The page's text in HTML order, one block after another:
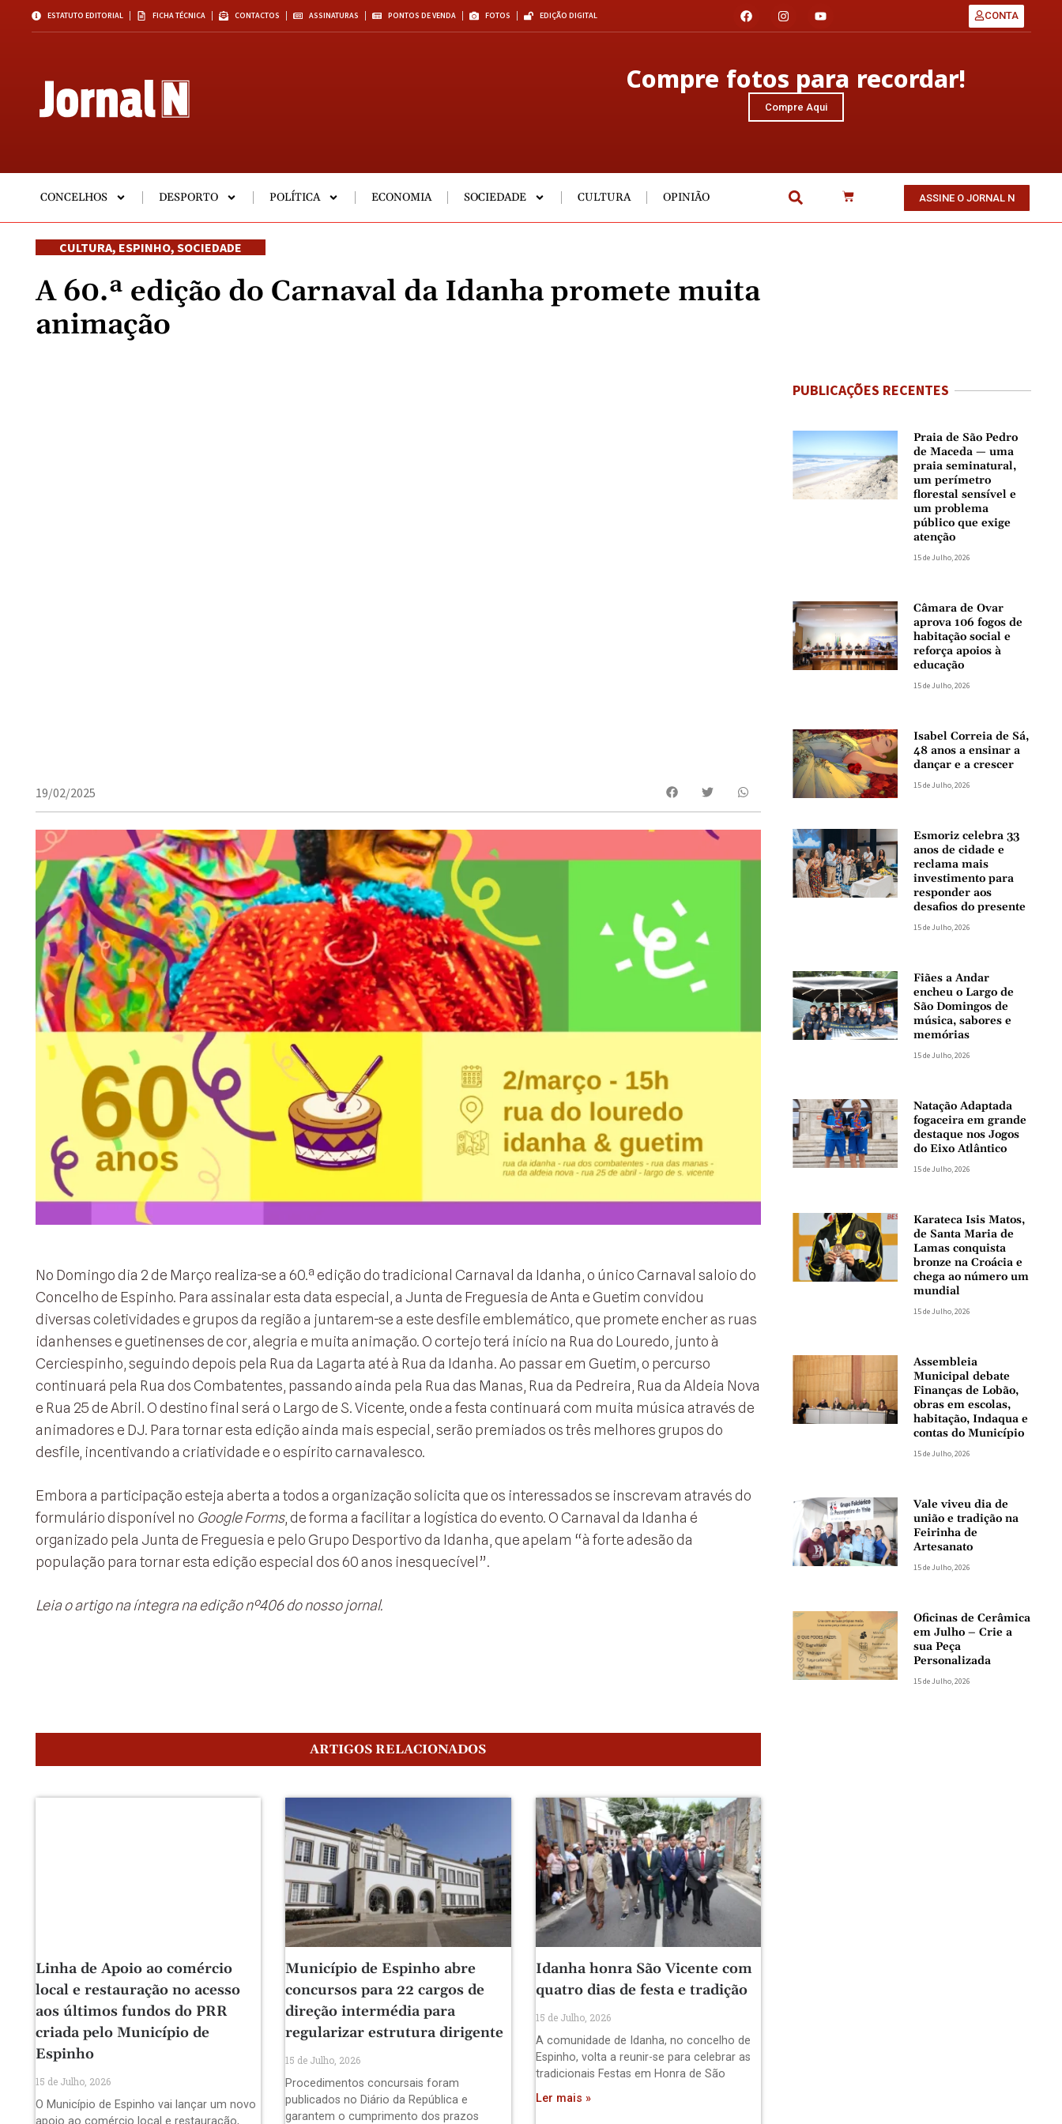
ESTATUTO EDITORIAL FICHA TÉCNICA CONTACTOS ASSINATURAS PONTOS DE VENDA FOTOS EDIÇÃO DIGITAL CONTA
Compre fotos para recordar!
Compre Aqui
CONCELHOS DESPORTO POLÍTICA ECONOMIA SOCIEDADE CULTURA OPINIÃO ASSINE O JORNAL N
CULTURA, ESPINHO, SOCIEDADE
A 60.ª edição do Carnaval da Idanha promete muita
animação
19/02/2025
No Domingo dia 2 de Março realiza-se a 60.ª edição do tradicional Carnaval da Idanha, o único Carnaval saloio do
Concelho de Espinho. Para assinalar esta data especial, a Junta de Freguesia de Anta e Guetim convidou
diversas coletividades e grupos da região a juntarem-se a este desfile emblemático, que promete encher as ruas
idanhenses e guetinenses de cor, alegria e muita animação. O cortejo terá início na Rua do Louredo, junto à
Cerciespinho, seguindo depois pela Rua da Lagarta até à Rua da Idanha. Ao passar em Guetim, o percurso
continuará pela Rua dos Combatentes, passando ainda pela Rua das Manas, Rua da Pedreira, Rua da Aldeia Nova
e Rua 25 de Abril. O destino final será o Largo de S. Vicente, onde a festa continuará com muita música através de
animadores e DJ. Para tornar esta edição ainda mais especial, serão premiados os três melhores grupos do
desfile, incentivando a criatividade e o espírito carnavalesco.
Embora a participação esteja aberta a todos a organização solicita que os interessados se inscrevam através do
formulário disponível no Google Forms, de forma a facilitar a logística do evento. O Carnaval da Idanha é
organizado pela Junta de Freguesia e pelo Grupo Desportivo da Idanha, que apelam “à forte adesão da
população para tornar esta edição especial dos 60 anos inesquecível”.
Leia o artigo na íntegra na edição nº406 do nosso jornal.
ARTIGOS RELACIONADOS
Linha de Apoio ao comércio
local e restauração no acesso
aos últimos fundos do PRR
criada pelo Município de
Espinho
15 de Julho, 2026
O Município de Espinho vai lançar um novo
apoio ao comércio local e restauração,
Município de Espinho abre
concursos para 22 cargos de
direção intermédia para
regularizar estrutura dirigente
15 de Julho, 2026
Procedimentos concursais foram
publicados no Diário da República e
garantem o cumprimento dos prazos
Idanha honra São Vicente com
quatro dias de festa e tradição
15 de Julho, 2026
A comunidade de Idanha, no concelho de
Espinho, volta a reunir-se para celebrar as
tradicionais Festas em Honra de São
Ler mais »
PUBLICAÇÕES RECENTES
Praia de São Pedro
de Maceda — uma
praia seminatural,
um perímetro
florestal sensível e
um problema
público que exige
atenção
15 de Julho, 2026
Câmara de Ovar
aprova 106 fogos de
habitação social e
reforça apoios à
educação
15 de Julho, 2026
Isabel Correia de Sá,
48 anos a ensinar a
dançar e a crescer
15 de Julho, 2026
Esmoriz celebra 33
anos de cidade e
reclama mais
investimento para
responder aos
desafios do presente
15 de Julho, 2026
Fiães a Andar
encheu o Largo de
São Domingos de
música, sabores e
memórias
15 de Julho, 2026
Natação Adaptada
fogaceira em grande
destaque nos Jogos
do Eixo Atlântico
15 de Julho, 2026
Karateca Isis Matos,
de Santa Maria de
Lamas conquista
bronze na Croácia e
chega ao número um
mundial
15 de Julho, 2026
Assembleia
Municipal debate
Finanças de Lobão,
obras em escolas,
habitação, Indaqua e
contas do Município
15 de Julho, 2026
Vale viveu dia de
união e tradição na
Feirinha de
Artesanato
15 de Julho, 2026
Oficinas de Cerâmica
em Julho – Crie a
sua Peça
Personalizada
15 de Julho, 2026